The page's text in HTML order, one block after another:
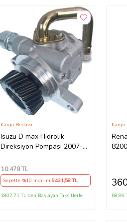
Isuzu D max Hidrolik
Direksiyon Pompası 2007-
Kargo Bedava
10.479TL
Sepette %10 İndirim 9431,58 TL
1807,71 TL'den Başlayan Taksitlerle
Kargo
68,99